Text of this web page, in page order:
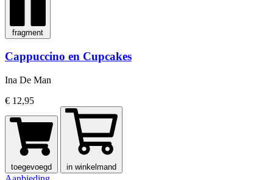
fragment
Cappuccino en Cupcakes
Ina De Man
€ 12,95
toegevoegd in winkelmand